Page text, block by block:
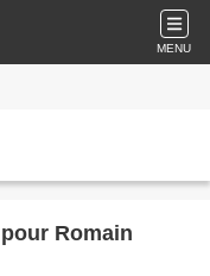
MENU
Romain